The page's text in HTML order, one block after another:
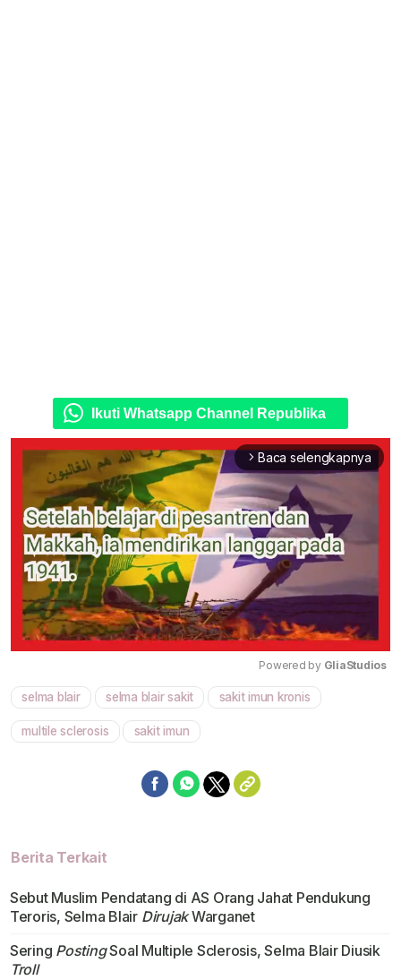
Ikuti Whatsapp Channel Republika
arrow_forward_ios Baca selengkapnya
Powered by GliaStudios
selma blair selma blair sakit sakit imun kronis
multile sclerosis sakit imun
Berita Terkait
Sebut Muslim Pendatang di AS Orang Jahat Pendukung
Teroris, Selma Blair DirujakWarganet
Sering PostingSoal Multiple Sclerosis, Selma Blair Diusik
Troll